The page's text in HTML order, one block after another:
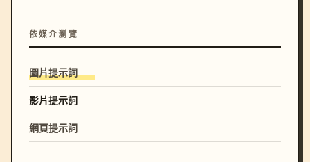
依媒介瀏覽
圖片提示詞
影片提示詞
網頁提示詞